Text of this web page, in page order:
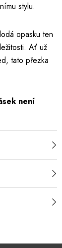
stylu.
opasku ten
Ať už
tato přezka
není